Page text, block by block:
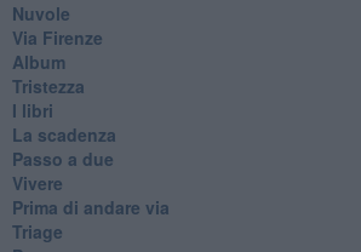
Nuvole
Via Firenze
Album
Tristezza
I libri
La scadenza
Passo a due
Vivere
Prima di andare via
Triage